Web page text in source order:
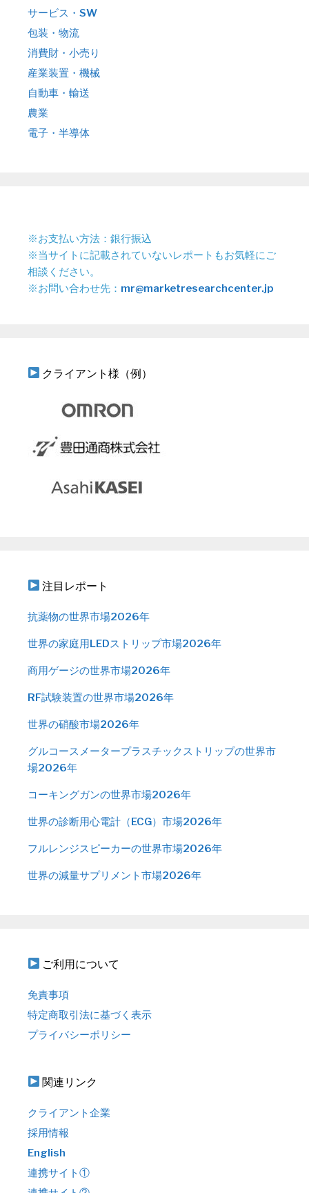
サービス・SW
包装・物流
消費財・小売り
産業装置・機械
自動車・輸送
農業
電子・半導体
※お支払い方法：銀行振込
※当サイトに記載されていないレポートもお気軽にご
相談ください。
※お問い合わせ先： mr@marketresearchcenter.jp
クライアント様（例）
注目レポート
抗薬物の世界市場2026年
世界の家庭用LEDストリップ市場2026年
商用ゲージの世界市場2026年
RF試験装置の世界市場2026年
世界の硝酸市場2026年
グルコースメータープラスチックストリップの世界市
場2026年
コーキングガンの世界市場2026年
世界の診断用心電計（ECG）市場2026年
フルレンジスピーカーの世界市場2026年
世界の減量サプリメント市場2026年
ご利用について
免責事項
特定商取引法に基づく表示
プライバシーポリシー
関連リンク
クライアント企業
採用情報
English
連携サイト①